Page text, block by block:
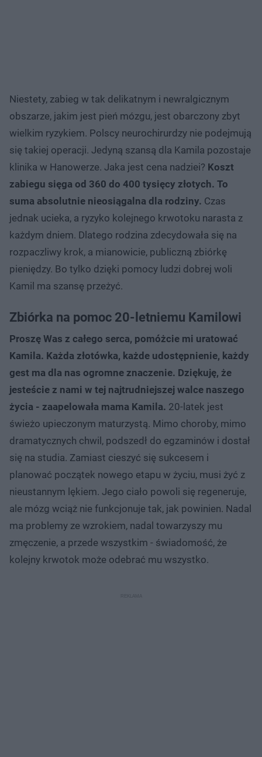
Niestety, zabieg w tak delikatnym i newralgicznym
obszarze, jakim jest pień mózgu, jest obarczony zbyt
wielkim ryzykiem. Polscy neurochirurdzy nie podejmują
się takiej operacji. Jedyną szansą dla Kamila pozostaje
klinika w Hanowerze. Jaka jest cena nadziei? Koszt
zabiegu sięga od 360 do 400 tysięcy złotych. To
suma absolutnie nieosiągalna dla rodziny. Czas
jednak ucieka, a ryzyko kolejnego krwotoku narasta z
każdym dniem. Dlatego rodzina zdecydowała się na
rozpaczliwy krok, a mianowicie, publiczną zbiórkę
pieniędzy. Bo tylko dzięki pomocy ludzi dobrej woli
Kamil ma szansę przeżyć.
Zbiórka na pomoc 20-letniemu Kamilowi
Proszę Was z całego serca, pomóżcie mi uratować
Kamila. Każda złotówka, każde udostępnienie, każdy
gest ma dla nas ogromne znaczenie. Dziękuję, że
jesteście z nami w tej najtrudniejszej walce naszego
życia - zaapelowała mama Kamila. 20-latek jest
świeżo upieczonym maturzystą. Mimo choroby, mimo
dramatycznych chwil, podszedł do egzaminów i dostał
się na studia. Zamiast cieszyć się sukcesem i
planować początek nowego etapu w życiu, musi żyć z
nieustannym lękiem. Jego ciało powoli się regeneruje,
ale mózg wciąż nie funkcjonuje tak, jak powinien. Nadal
ma problemy ze wzrokiem, nadal towarzyszy mu
zmęczenie, a przede wszystkim - świadomość, że
kolejny krwotok może odebrać mu wszystko.